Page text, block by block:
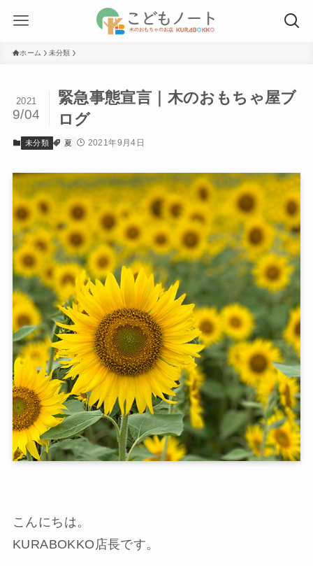
ホーム 未分類
緊急事態宣言｜木のおもちゃ屋ブ
ログ
2021
9/04
未分類 夏 2021年9月4日
こんにちは。
KURABOKKO店長です。